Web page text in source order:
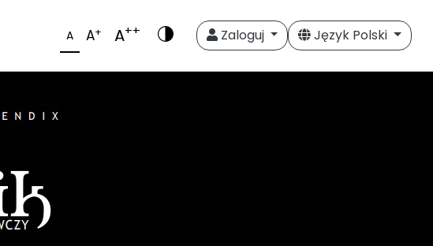
A A+ A++ Zaloguj Język Polski